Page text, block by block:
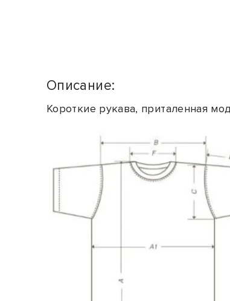
Описание:
Короткие рукава, приталенная